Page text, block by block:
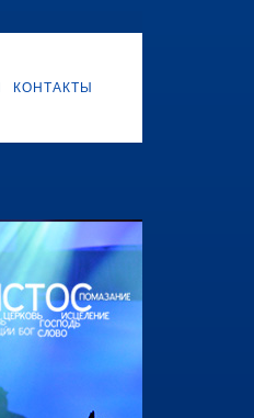
КОНТАКТЫ